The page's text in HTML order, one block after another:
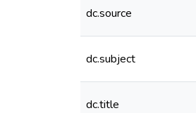
dc.source
dc.subject
dc.title